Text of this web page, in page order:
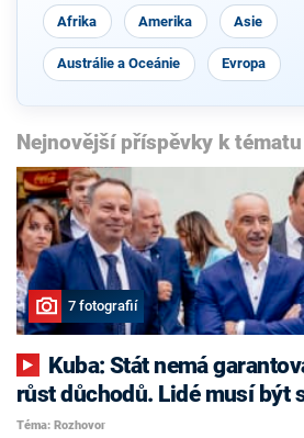
Afrika Amerika Asie
Austrálie a Oceánie Evropa
Nejnovější příspěvky k tématu
7 fotografií
růst důchodů. Lidé musí být
Téma: Rozhovor